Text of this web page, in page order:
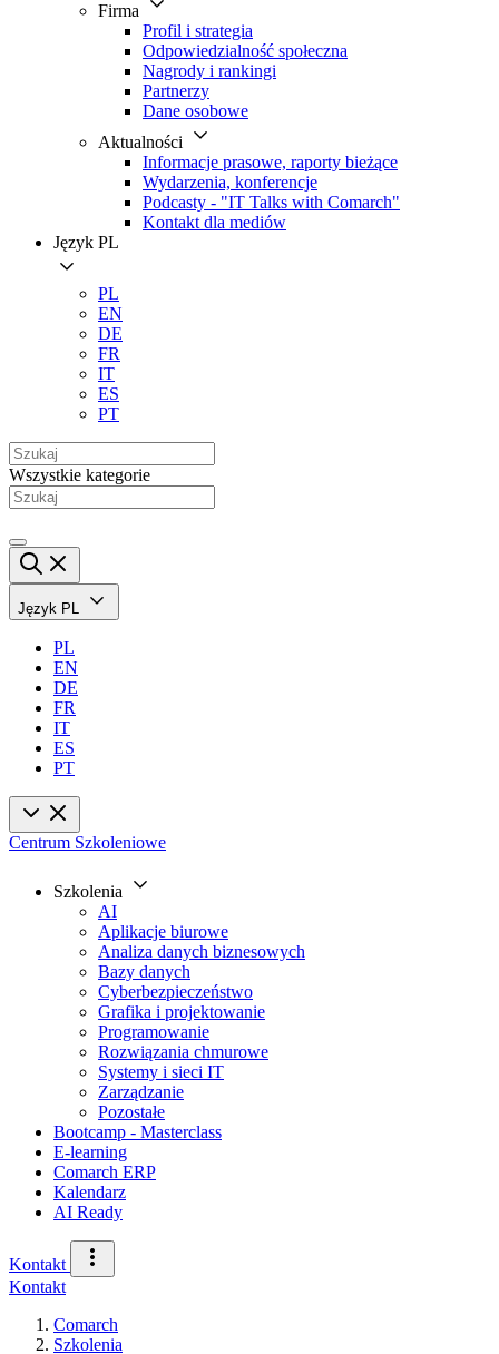
Firma
Profil i strategia
Odpowiedzialność społeczna
Nagrody i rankingi
Partnerzy
Dane osobowe
Aktualności
Informacje prasowe, raporty bieżące
Wydarzenia, konferencje
Podcasty - "IT Talks with Comarch"
Kontakt dla mediów
Język PL
PL
EN
DE
FR
IT
ES
PT
Wszystkie kategorie
Język PL
PL
EN
DE
FR
IT
ES
PT
Centrum Szkoleniowe
Szkolenia
AI
Aplikacje biurowe
Analiza danych biznesowych
Bazy danych
Cyberbezpieczeństwo
Grafika i projektowanie
Programowanie
Rozwiązania chmurowe
Systemy i sieci IT
Zarządzanie
Pozostałe
Bootcamp - Masterclass
E-learning
Comarch ERP
Kalendarz
AI Ready
Kontakt
Kontakt
Comarch
Szkolenia